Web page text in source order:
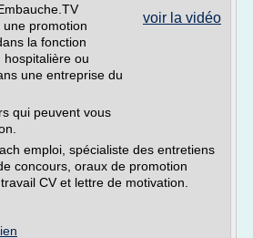
voir la vidéo
promotion
la fonction
hospitalière ou
une entreprise du
qui peuvent vous
emploi, spécialiste des entretiens
concours, oraux de promotion
CV et lettre de motivation.